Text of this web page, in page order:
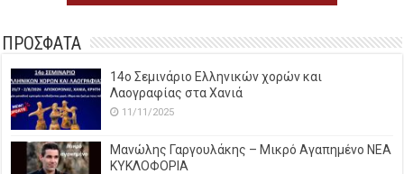
ΠΡΟΣΦΑΤΑ
14o Σεμινάριο Ελληνικών χορών και
Λαογραφίας στα Χανιά
11/11/2025
Μανώλης Γαργουλάκης – Μικρό Αγαπημένο NEΑ
ΚΥΚΛΟΦΟΡΙΑ